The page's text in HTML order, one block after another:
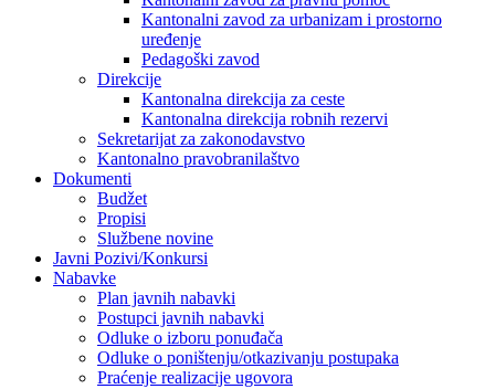
Kantonalni zavod za urbanizam i prostorno
uređenje
Pedagoški zavod
Direkcije
Kantonalna direkcija za ceste
Kantonalna direkcija robnih rezervi
Sekretarijat za zakonodavstvo
Kantonalno pravobranilaštvo
Dokumenti
Budžet
Propisi
Službene novine
Javni Pozivi/Konkursi
Nabavke
Plan javnih nabavki
Postupci javnih nabavki
Odluke o izboru ponuđača
Odluke o poništenju/otkazivanju postupaka
Praćenje realizacije ugovora